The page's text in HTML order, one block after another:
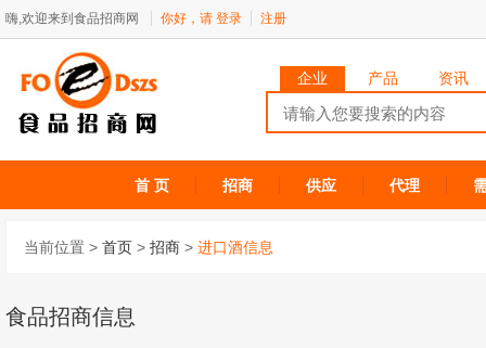
嗨,欢迎来到食品招商网 你好，请 登录 注册
企业 产品 资讯
首 页 招商 供应 代理
当前位置 > 首页 > 招商 > 进口酒信息
食品招商信息